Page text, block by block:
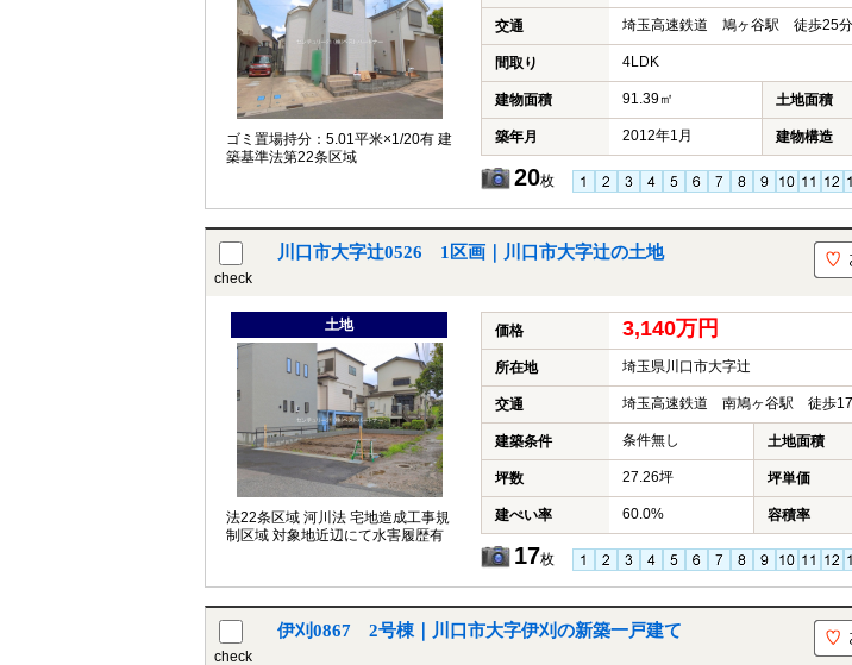
ゴミ置場持分：5.01平米×1/20有 建
築基準法第22条区域
交通 埼玉高速鉄道 鳩ヶ谷駅 徒歩25分
間取り 4LDK
建物面積 91.39㎡ 土地面積
築年月 2012年1月 建物構造
20枚
check
川口市大字辻0526 1区画｜川口市大字辻の土地
土地
法22条区域 河川法 宅地造成工事規
制区域 対象地近辺にて水害履歴有
価格 3,140万円
所在地 埼玉県川口市大字辻
交通 埼玉高速鉄道 南鳩ヶ谷駅 徒歩
建築条件 条件無し 土地面積
坪数 27.26坪 坪単価
建ぺい率 60.0% 容積率
17枚
check
伊刈0867 2号棟｜川口市大字伊刈の新築一戸建て